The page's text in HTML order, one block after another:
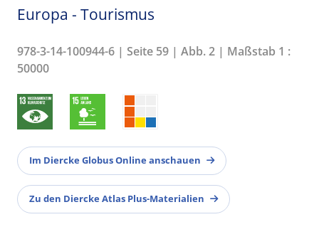
Europa - Tourismus
978-3-14-100944-6 | Seite 59 | Abb. 2 | Maßstab 1 :
50000
Im Diercke Globus Online anschauen
Zu den Diercke Atlas Plus-Materialien